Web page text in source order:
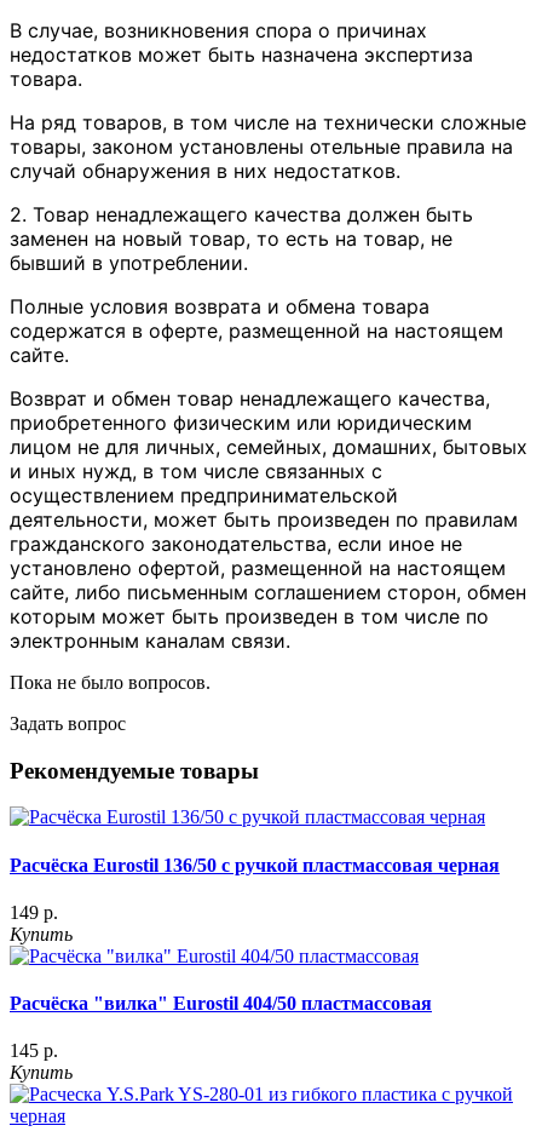
В случае, возникновения спора о причинах
недостатков может быть назначена экспертиза
товара.
На ряд товаров, в том числе на технически сложные
товары, законом установлены отельные правила на
случай обнаружения в них недостатков.
2. Товар ненадлежащего качества должен быть
заменен на новый товар, то есть на товар, не
бывший в употреблении.
Полные условия возврата и обмена товара
содержатся в оферте, размещенной на настоящем
сайте.
Возврат и обмен товар ненадлежащего качества,
приобретенного физическим или юридическим
лицом не для личных, семейных, домашних, бытовых
и иных нужд, в том числе связанных с
осуществлением предпринимательской
деятельности, может быть произведен по правилам
гражданского законодательства, если иное не
установлено офертой, размещенной на настоящем
сайте, либо письменным соглашением сторон, обмен
которым может быть произведен в том числе по
электронным каналам связи.
Пока не было вопросов.
Задать вопрос
Рекомендуемые товары
Расчёска Eurostil 136/50 с ручкой пластмассовая черная
149 р.
Купить
Расчёска "вилка" Eurostil 404/50 пластмассовая
145 р.
Купить